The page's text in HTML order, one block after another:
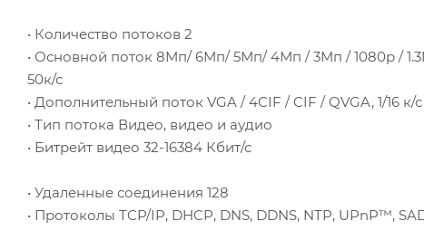
• Количество потоков 2
• Основной поток 8Мп/ 6Мп/ 5Мп/ 4Мп / 3Мп / 1080p /
50к/с
• Дополнительный поток VGA / 4CIF / CIF / QVGA, 1/16 к/с
• Тип потока Видео, видео и аудио
• Битрейт видео 32-16384 Кбит/с
• Удаленные соединения 128
• Протоколы TCP/IP, DHCP, DNS, DDNS, NTP, UPnP™,